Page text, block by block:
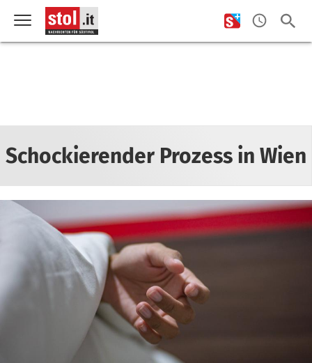
Schockierender Prozess in Wien